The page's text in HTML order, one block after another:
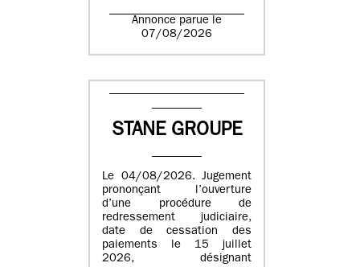
Annonce parue le
07/08/2026
STANE GROUPE
Le 04/08/2026. Jugement
prononçant l’ouverture
d’une procédure de
redressement judiciaire,
date de cessation des
paiements le 15 juillet
2026, désignant